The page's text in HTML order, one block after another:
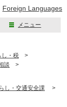
Foreign Languages
メニュー
し・税 >
談 >
し・交通安全課 >